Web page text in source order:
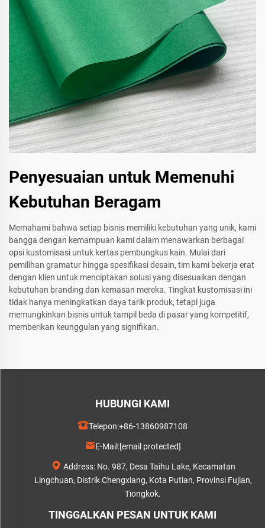
Penyesuaian untuk Memenuhi
Kebutuhan Beragam
Memahami bahwa setiap bisnis memiliki kebutuhan yang unik, kami
bangga dengan kemampuan kami dalam menawarkan berbagai
opsi kustomisasi untuk kertas pembungkus kain. Mulai dari
pemilihan gramatur hingga spesifikasi desain, tim kami bekerja erat
dengan klien untuk menciptakan solusi yang disesuaikan dengan
kebutuhan branding dan kemasan mereka. Tingkat kustomisasi ini
tidak hanya meningkatkan daya tarik produk, tetapi juga
memungkinkan bisnis untuk tampil beda di pasar yang kompetitif,
memberikan keunggulan yang signifikan.
HUBUNGI KAMI
Telepon:+86-13860987108
E-Mail:[email protected]
Address: No. 987, Desa Taihu Lake, Kecamatan
Lingchuan, Distrik Chengxiang, Kota Putian, Provinsi Fujian,
Tiongkok.
TINGGALKAN PESAN UNTUK KAMI